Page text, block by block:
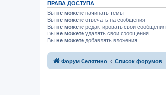
ПРАВА ДОСТУПА
Вы не можете начинать темы
Вы не можете отвечать на сообщения
Вы не можете редактировать свои сообщения
Вы не можете удалять свои сообщения
Вы не можете добавлять вложения
Форум Селятино Список форумов